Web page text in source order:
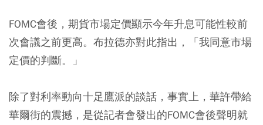
FOMC會後，期貨市場定價顯示今年升息可能性較前
次會議之前更高。布拉德亦對此指出，「我同意市場
定價的判斷。」
除了對利率動向十足鷹派的談話，事實上，華許帶給
華爾街的震撼，是從記者會發出的FOMC會後聲明就